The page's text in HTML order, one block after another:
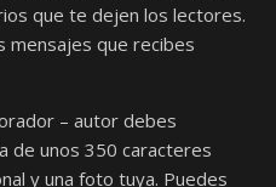
que te dejen los lectores.
mensajes que recibes
– autor debes
de unos 350 caracteres
y una foto tuya. Puedes